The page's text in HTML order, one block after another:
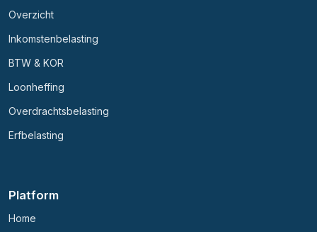
Overzicht
Inkomstenbelasting
BTW & KOR
Loonheffing
Overdrachtsbelasting
Erfbelasting
Platform
Home